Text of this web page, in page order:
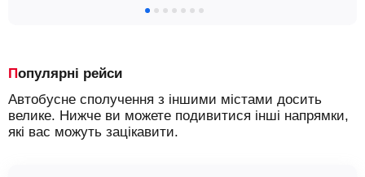
Популярні рейси
Автобусне сполучення з іншими містами досить
велике. Нижче ви можете подивитися інші напрямки,
які вас можуть зацікавити.